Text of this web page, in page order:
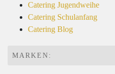
Catering Jugendweihe
Catering Schulanfang
Catering Blog
MARKEN: